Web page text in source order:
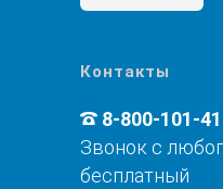
Контакты
8-800-101-
Звонок с
бесплатный